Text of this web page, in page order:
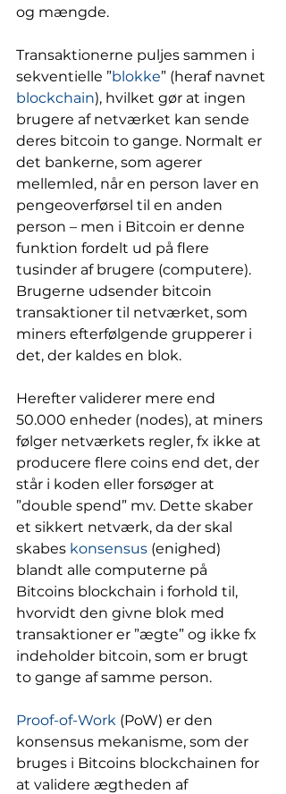
og mængde.
Transaktionerne puljes sammen i
sekventielle ”blokke” (heraf navnet
blockchain), hvilket gør at ingen
brugere af netværket kan sende
deres bitcoin to gange. Normalt er
det bankerne, som agerer
mellemled, når en person laver en
pengeoverførsel til en anden
person – men i Bitcoin er denne
funktion fordelt ud på flere
tusinder af brugere (computere).
Brugerne udsender bitcoin
transaktioner til netværket, som
miners efterfølgende grupperer i
det, der kaldes en blok.
Herefter validerer mere end
50.000 enheder (nodes), at miners
følger netværkets regler, fx ikke at
producere flere coins end det, der
står i koden eller forsøger at
”double spend” mv. Dette skaber
et sikkert netværk, da der skal
skabes konsensus (enighed)
blandt alle computerne på
Bitcoins blockchain i forhold til,
hvorvidt den givne blok med
transaktioner er ”ægte” og ikke fx
indeholder bitcoin, som er brugt
to gange af samme person.
Proof-of-Work (PoW) er den
konsensus mekanisme, som der
bruges i Bitcoins blockchainen for
at validere ægtheden af